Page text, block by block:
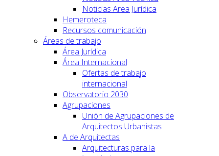
Noticias Area Jurídica
Hemeroteca
Recursos comunicación
Áreas de trabajo
Área Jurídica
Área Internacional
Ofertas de trabajo
internacional
Observatorio 2030
Agrupaciones
Unión de Agrupaciones de
Arquitectos Urbanistas
A de Arquitectas
Arquitecturas para la